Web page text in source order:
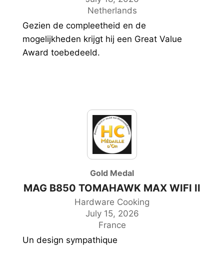
Netherlands
Gezien de compleetheid en de
mogelijkheden krijgt hij een Great Value
Award toebedeeld.
Gold Medal
MAG B850 TOMAHAWK MAX WIFI II
Hardware Cooking
July 15, 2026
France
Un design sympathique